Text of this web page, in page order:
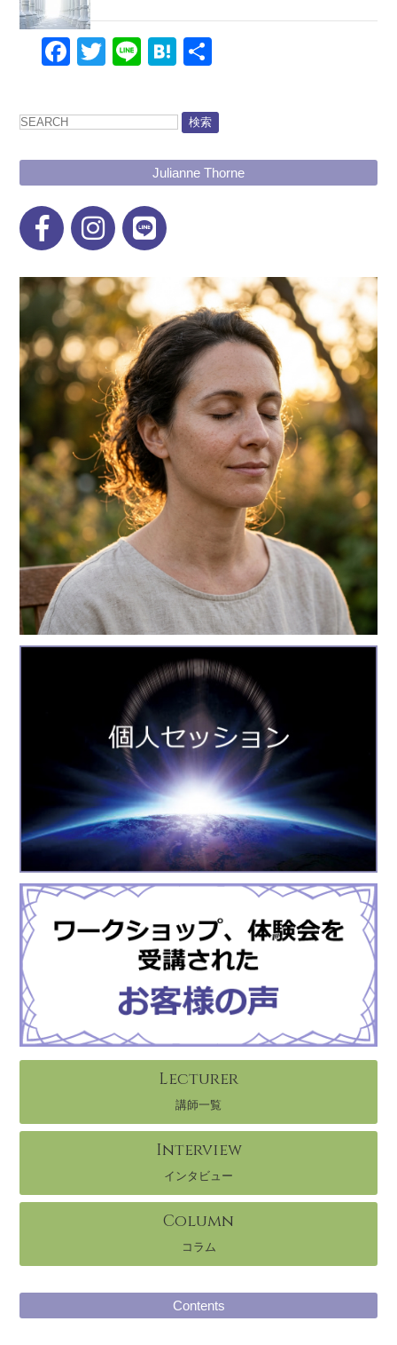
Facebook
Twitter
LineHatena
検索
Julianne Thorne
Lecturer
講師一覧
Interview
インタビュー
Column
コラム
Contents